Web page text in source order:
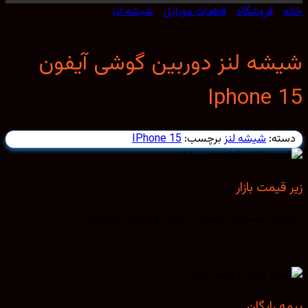
/فروشگاه/قطعات موبایل/ شیشه لنز
لنز دوربین گوشی آیفون
Iphone
شیشه لنزبرچسب:IPhone 15
بازار